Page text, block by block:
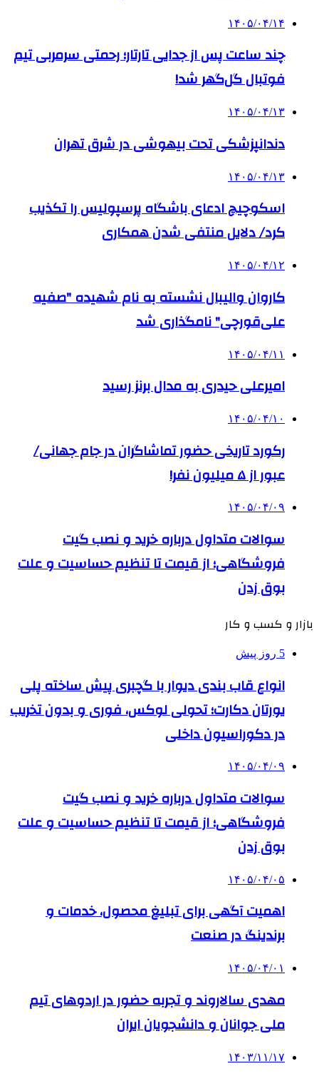
۱۴۰۵/۰۴/۱۴
چند ساعت پس از جدایی تارتار؛ رحمتی سرمربی تیم
فوتبال گل‌گهر شد!
۱۴۰۵/۰۴/۱۳
دندانپزشکی تحت بیهوشی در شرق تهران
۱۴۰۵/۰۴/۱۳
اسکوچیچ ادعای باشگاه پرسپولیس را تکذیب
کرد/ دلایل منتفی شدن همکاری
۱۴۰۵/۰۴/۱۲
کاروان والیبال نشسته به نام شهیده "صفیه
علی‌قورچی" نامگذاری شد
۱۴۰۵/۰۴/۱۱
امیرعلی حیدری به مدال برنز رسید
۱۴۰۵/۰۴/۱۰
رکورد تاریخی حضور تماشاگران در جام جهانی/
عبور از ۵ میلیون نفر!
۱۴۰۵/۰۴/۰۹
سوالات متداول درباره خرید و نصب گیت
فروشگاهی؛ از قیمت تا تنظیم حساسیت و علت
بوق زدن
بازار و کسب و کار
5 روز پیش
انواع قاب بندی دیوار با گچبری پیش ساخته پلی
یورتان دکارت؛ تحولی لوکس، فوری و بدون تخریب
در دکوراسیون داخلی
۱۴۰۵/۰۴/۰۹
سوالات متداول درباره خرید و نصب گیت
فروشگاهی؛ از قیمت تا تنظیم حساسیت و علت
بوق زدن
۱۴۰۵/۰۴/۰۵
اهمیت آگهی برای تبلیغ محصول، خدمات و
برندینگ در صنعت
۱۴۰۵/۰۴/۰۱
مهدی سالاروند و تجربه حضور در اردوهای تیم
ملی جوانان و دانشجویان ایران
۱۴۰۳/۱۱/۱۷